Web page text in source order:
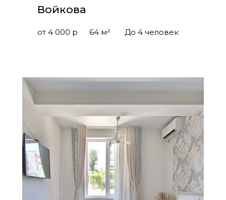
Войкова
от 4 000 р 64 м² До 4 человек